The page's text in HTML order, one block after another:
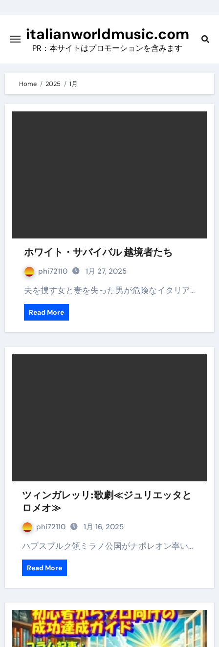
contentitalianworldmusic.com
PR：本サイトはプロモーションを含みます
Home 2025 1月
ホワイト・サバイバル 越境者たち
phi72110 1月 27, 2025
夫を捜す女と妻を失った男が危険なイタリア…
Read More
ツィンガレッリ:歌劇≪ジュリエッタと
ロメオ≫
phi72110 1月 16, 2025
ハプスブルク領ミラノ公国がナポレオン率い…
Read More